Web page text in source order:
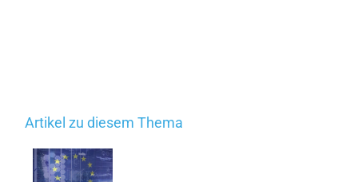
Artikel zu diesem Thema